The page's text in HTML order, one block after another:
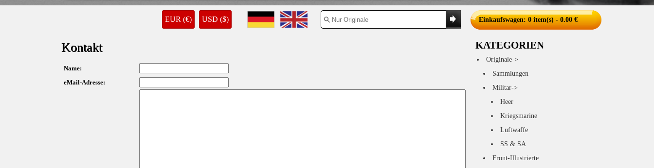
EUR (€) USD ($)
Kontakt
Name:
eMail-Adresse:
Einkaufswagen: 0 item(s) - 0.00 €
KATEGORIEN
Originale->
Sammlungen
Militar->
Heer
Kriegsmarine
Luftwaffe
SS & SA
Front-Illustrierte